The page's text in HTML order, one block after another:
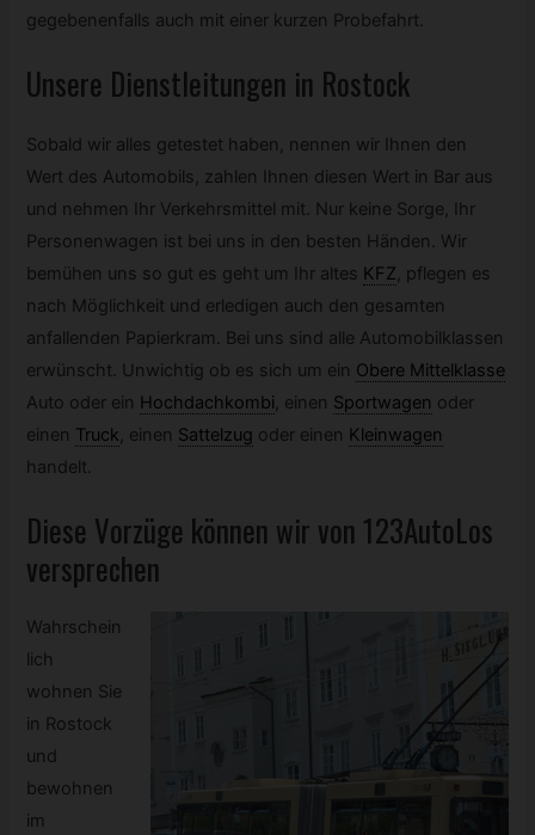
gegebenenfalls auch mit einer kurzen Probefahrt.
Unsere Dienstleitungen in Rostock
Sobald wir alles getestet haben, nennen wir Ihnen den
Wert des Automobils, zahlen Ihnen diesen Wert in Bar aus
und nehmen Ihr Verkehrsmittel mit. Nur keine Sorge, Ihr
Personenwagen ist bei uns in den besten Händen. Wir
bemühen uns so gut es geht um Ihr altes KFZ, pflegen es
nach Möglichkeit und erledigen auch den gesamten
anfallenden Papierkram. Bei uns sind alle Automobilklassen
erwünscht. Unwichtig ob es sich um ein Obere Mittelklasse
Auto oder ein Hochdachkombi, einen Sportwagen oder
einen Truck, einen Sattelzug oder einen Kleinwagen
handelt.
Diese Vorzüge können wir von 123AutoLos
versprechen
Wahrschein
lich
wohnen Sie
in Rostock
und
bewohnen
im